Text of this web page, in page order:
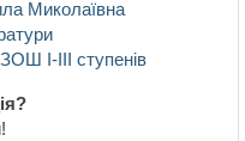
Миколаївна
І-ІІІ ступенів